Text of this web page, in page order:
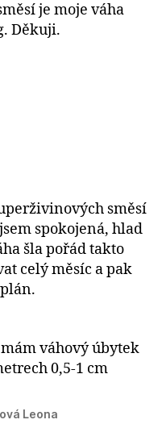
je moje váha
Děkuji.
směsí
spokojená, hlad
šla pořád takto
celý měsíc a pak
váhový úbytek
0,5-1 cm
Leona